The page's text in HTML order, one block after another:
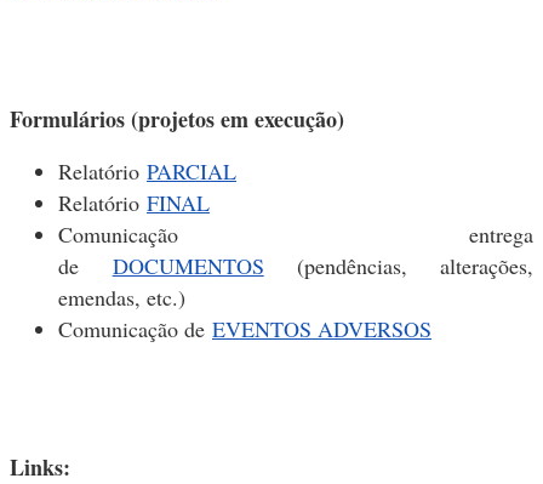
Formulários (projetos em execução)
Relatório PARCIAL
Relatório FINAL
Comunicação entrega
de DOCUMENTOS (pendências, alterações,
emendas, etc.)
Comunicação de EVENTOS ADVERSOS
Links: